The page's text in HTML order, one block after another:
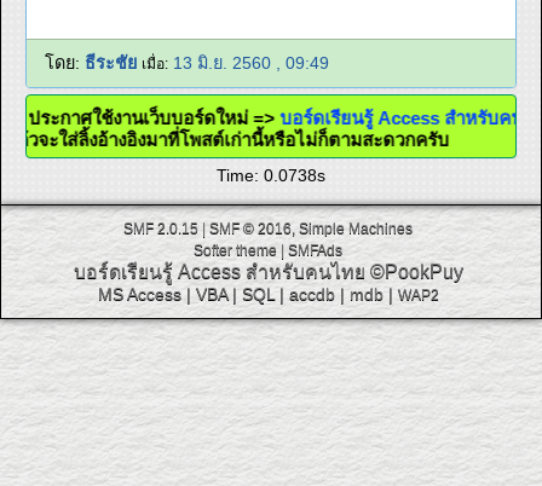
โดย: ธีระชัย เมื่อ: 13 มิ.ย. 2560 , 09:49
@ ประกาศใช้งานเว็บบอร์ดใหม่ =>บอร์ดเรียนรู้ Access สำหรับคน
แล้วจะใส่ลิ้งอ้างอิงมาที่โพสต์เก่านี้หรือไม่ก็ตามสะดวกครับ
Time: 0.0738s
SMF 2.0.15 |SMF © 2016 Simple Machines
Softer theme
SMFAds
บอร์ดเรียนรู้ Access สำหรับคนไทย ©PookPuy
MS Access| VBA| SQL | accdb| mdb| WAP2